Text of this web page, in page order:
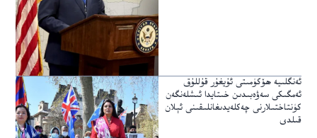
ئەنگلىيە ھۆكۈمىتى ئۇيغۇر قۇللۇق
ئەمگىكى سەۋەبىدىن خىتايدا ئىشلەنگەن
كۈنتاختىلارنى چەكلەيدىغانلىقىنى ئېلان
قىلدى